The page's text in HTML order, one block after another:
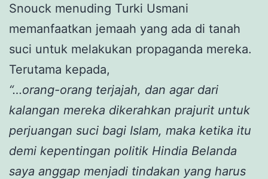
Snouck menuding Turki Usmani
memanfaatkan jemaah yang ada di tanah
suci untuk melakukan propaganda mereka.
Terutama kepada,
“…orang-orang terjajah, dan agar dari
kalangan mereka dikerahkan prajurit untuk
perjuangan suci bagi Islam, maka ketika itu
demi kepentingan politik Hindia Belanda
saya anggap menjadi tindakan yang harus